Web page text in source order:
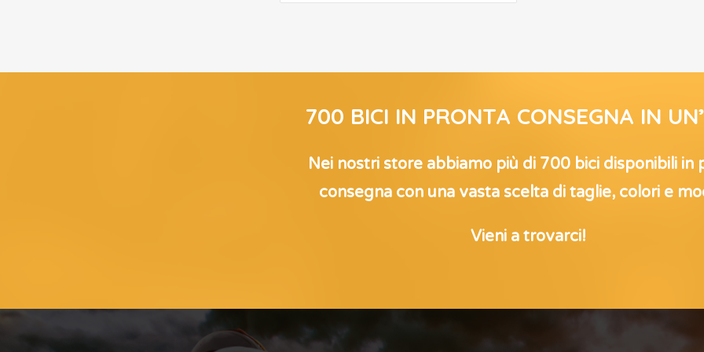
700 BICI IN PRONTA CONSEGNA IN
Nei nostri store abbiamo più di 700 bici disponibili in
consegna con una vasta scelta di taglie, colori e
Vieni a trovarci!